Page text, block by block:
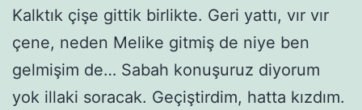
Kalktık çişe gittik birlikte. Geri yattı, vır vır
çene, neden Melike gitmiş de niye ben
gelmişim de… Sabah konuşuruz diyorum
yok illaki soracak. Geçiştirdim, hatta kızdım.